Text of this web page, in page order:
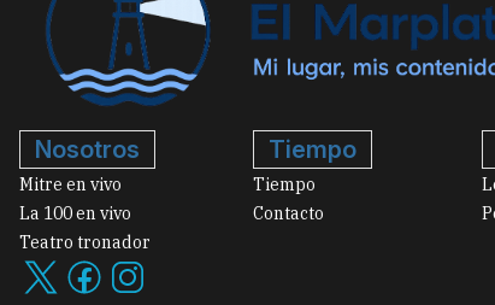
Nosotros
Mitre en vivo
La 100 en vivo
Teatro tronador
Tiempo
Tiempo
Contacto